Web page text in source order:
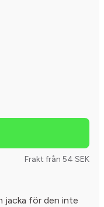
Frakt från 54 SEK
jacka för den inte